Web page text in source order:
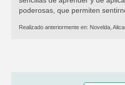
poderosas, que permiten
Realizado anteriormente en: Novelda,